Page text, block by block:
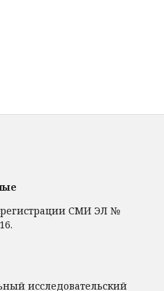
регистрации СМИ ЭЛ №
исследовательский